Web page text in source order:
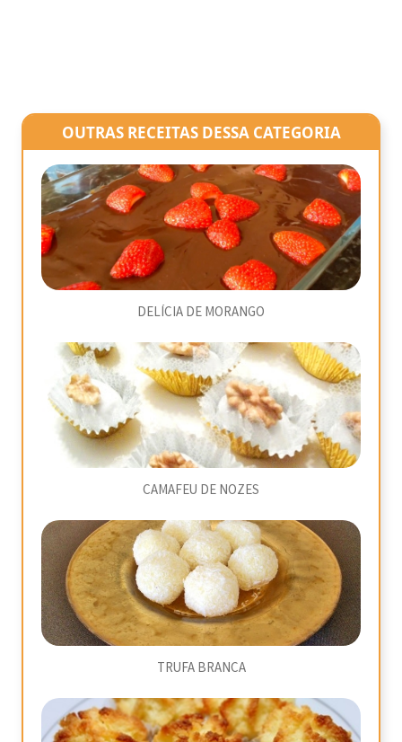
OUTRAS RECEITAS DESSA CATEGORIA
DELÍCIA DE MORANGO
CAMAFEU DE NOZES
TRUFA BRANCA